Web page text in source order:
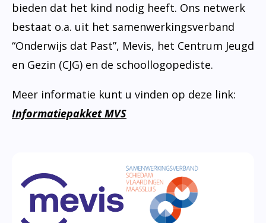
bieden dat het kind nodig heeft. Ons netwerk
bestaat o.a. uit het samenwerkingsverband
“Onderwijs dat Past”, Mevis, het Centrum Jeugd
en Gezin (CJG) en de schoollogopediste.
Meer informatie kunt u vinden op deze link:
Informatiepakket MVS